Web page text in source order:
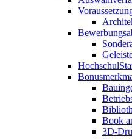
Book
3D-